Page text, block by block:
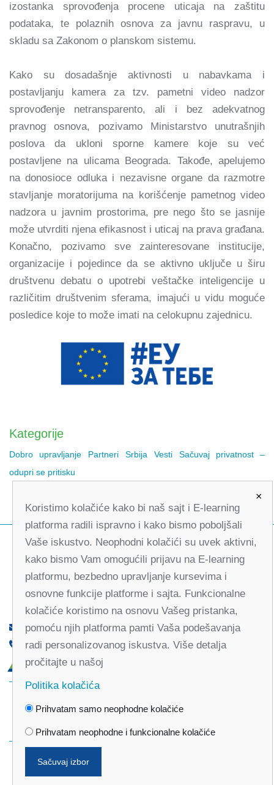
izostanka sprovođenja procene uticaja na zaštitu
podataka, te polaznih osnova za javnu raspravu, u
skladu sa Zakonom o planskom sistemu.
Kako su dosadašnje aktivnosti u nabavkama i
postavljanju kamera za tzv. pametni video nadzor
sprovođenje netransparento, ali i bez adekvatnog
pravnog osnova, pozivamo Ministarstvo unutrašnjih
poslova da ukloni sporne kamere koje su već
postavljene na ulicama Beograda. Takođe, apelujemo
na donosioce odluka i nezavisne organe da razmotre
stavljanje moratorijuma na korišćenje pametnog video
nadzora u javnim prostorima, pre nego što se jasnije
može utvrditi njena efikasnost i uticaj na prava građana.
Konačno, pozivamo sve zainteresovane institucije,
organizacije i pojedince da se aktivno uključe u širu
društvenu debatu o upotrebi veštačke inteligencije u
različitim društvenim sferama, imajući u vidu moguće
posledice koje to može imati na celokupnu zajednicu.
Kategorije
Dobro upravljanje Partneri Srbija Vesti
Sačuvaj privatnost –
odupri se pritisku
office@partners-serbia.org
(+381 11) 32 31 551, (+381 11) 32 31 552
Kralja Milana 10, 11000 Beograd, Srbija
Politika privatnosti
×
Koristimo kolačiće kako bi naš sajt i E-learning
platforma radili ispravno i kako bismo poboljšali
Vaše iskustvo. Neophodni kolačići su uvek aktivni,
kako bismo Vam omogućili prijavu na E-learning
platformu, bezbedno upravljanje kursevima i
osnovne funkcije platforme i sajta. Funkcionalne
kolačiće koristimo na osnovu Vašeg pristanka,
pomoću njih platforma pamti Vaša podešavanja
radi personalizovanog iskustva. Više detalja
pročitajte u našoj
Politika kolačića
Prihvatam samo neophodne kolačiće
Prihvatam neophodne i funkcionalne kolačiće
Sačuvaj izbor